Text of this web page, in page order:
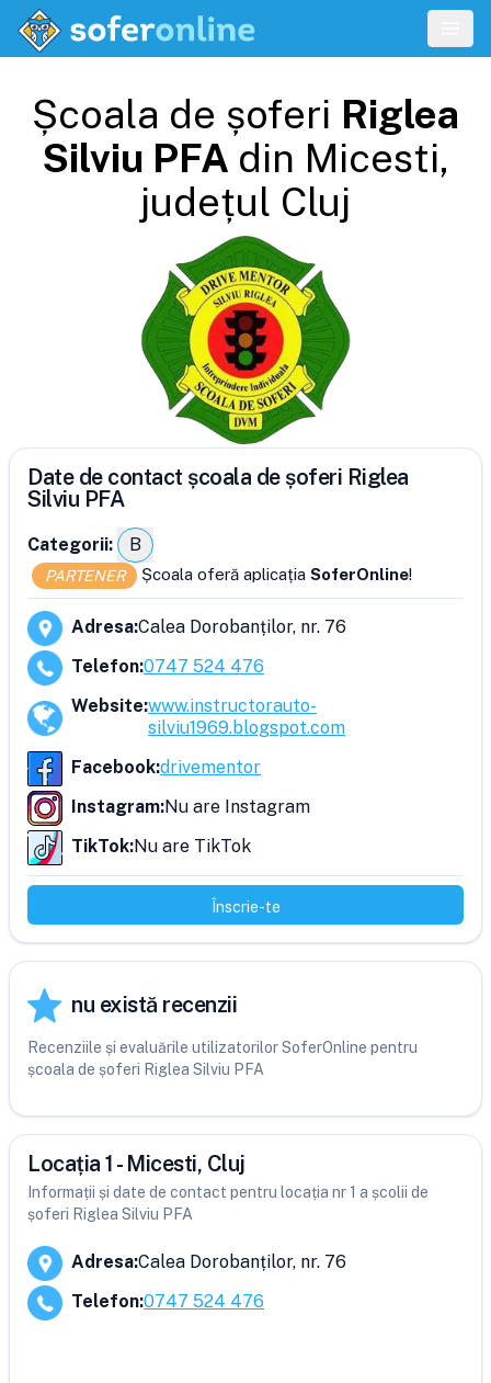
Școala de șoferi Riglea
Silviu PFA din Micesti,
județul Cluj
Date de contact școala de șoferi Riglea
Silviu PFA
Categorii: B
PARTENER Școala oferă aplicația SoferOnline!
Adresa:Calea Dorobanților, nr. 76
Telefon:0747 524 476
Website:www.instructorauto-
silviu1969.blogspot.com
Facebook:drivementor
Instagram:Nu are Instagram
TikTok:Nu are TikTok
Înscrie-te
nu există recenzii
Recenziile și evaluările utilizatorilor SoferOnline pentru
școala de șoferi Riglea Silviu PFA
Locația 1 - Micesti, Cluj
Informații și date de contact pentru locația nr 1 a școlii de
șoferi Riglea Silviu PFA
Adresa:Calea Dorobanților, nr. 76
Telefon:0747 524 476